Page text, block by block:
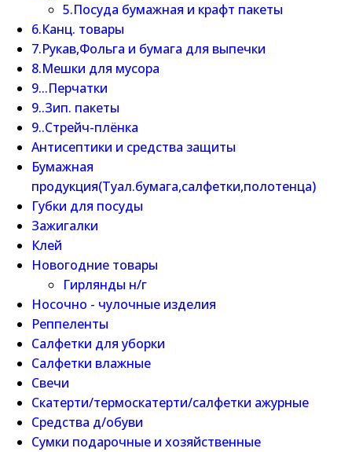
5.Посуда бумажная и крафт пакеты
6.Канц. товары
7.Рукав,Фольга и бумага для выпечки
8.Мешки для мусора
9...Перчатки
9..Зип. пакеты
9..Стрейч-плёнка
Антисептики и средства защиты
Бумажная
продукция(Туал.бумага,салфетки,полотенца)
Губки для посуды
Зажигалки
Клей
Новогодние товары
Гирлянды н/г
Носочно - чулочные изделия
Реппеленты
Салфетки для уборки
Салфетки влажные
Свечи
Скатерти/термоскатерти/салфетки ажурные
Средства д/обуви
Сумки подарочные и хозяйственные